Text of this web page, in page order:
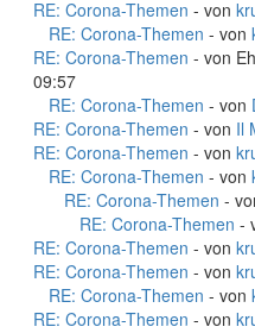
RE: Corona-Themen - von
RE: Corona-Themen - von
RE: Corona-Themen - von
09:57
RE: Corona-Themen - von
RE: Corona-Themen - von Il
RE: Corona-Themen - von
RE: Corona-Themen - von
RE: Corona-Themen -
RE: Corona-Themen -
RE: Corona-Themen - von
RE: Corona-Themen - von
RE: Corona-Themen - von
RE: Corona-Themen - von